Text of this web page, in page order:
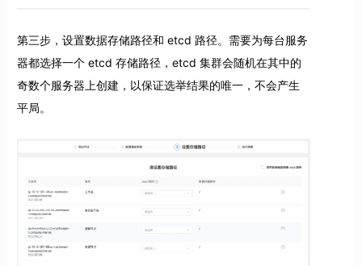
第三步，设置数据存储路径和 etcd 路径。需要为每台服务
器都选择一个 etcd 存储路径，etcd 集群会随机在其中的
奇数个服务器上创建，以保证选举结果的唯一，不会产生
平局。